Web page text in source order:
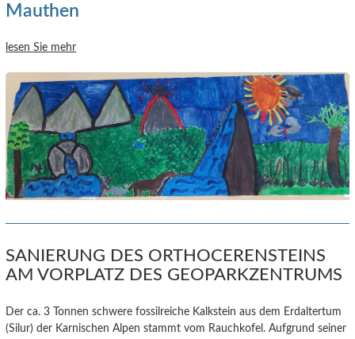
Mauthen
lesen Sie mehr
SANIERUNG DES ORTHOCERENSTEINS
AM VORPLATZ DES GEOPARKZENTRUMS
Der ca. 3 Tonnen schwere fossilreiche Kalkstein aus dem Erdaltertum
(Silur) der Karnischen Alpen stammt vom Rauchkofel.Aufgrund seiner